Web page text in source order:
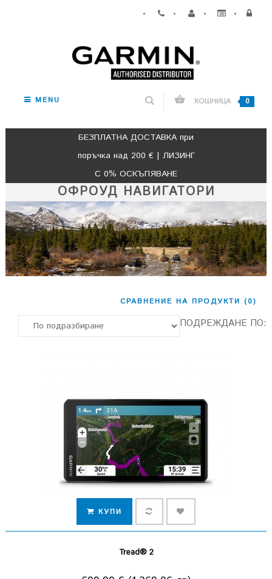
• • • •
MENU КОШНИЦА 0
БЕЗПЛАТНА ДОСТАВКА при
поръчка над 200 € | ЛИЗИНГ
С 0% ОСКЪПЯВАНЕ
ОФРОУД НАВИГАТОРИ
СРАВНЕНИЕ НА ПРОДУКТИ (0)
ПОДРЕЖДАНЕ ПО:
КУПИ
Tread® 2